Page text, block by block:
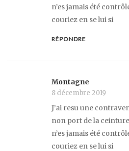
n’es jamais été
couriez en se lui si
RÉPONDRE
Montagne
8 décembre 2019
J’ai resu une
non port de la
n’es jamais été
couriez en se lui si